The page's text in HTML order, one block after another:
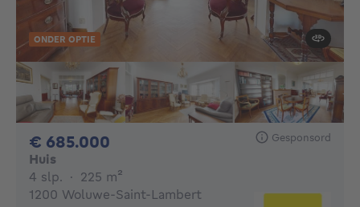
ONDER OPTIE
€ 685.000 Gesponsord
Huis
4 slp. 4 slaapkamers
· 225 m²
1200 Woluwe-Saint-Lambert